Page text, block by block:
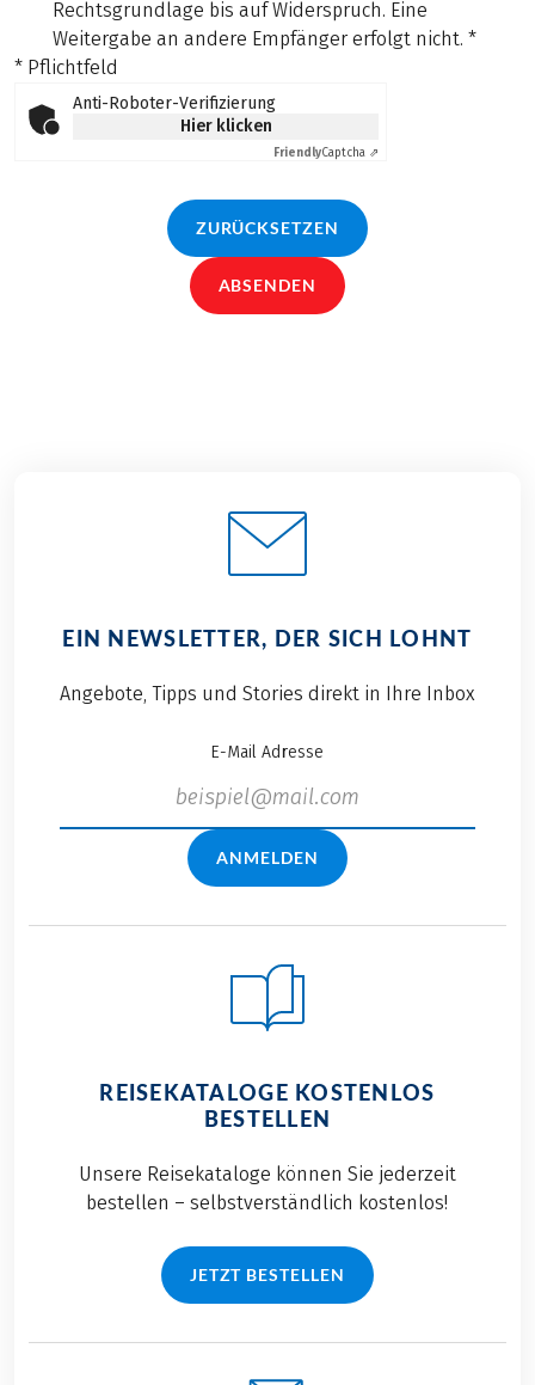
Rechtsgrundlage bis auf Widerspruch. Eine
Weitergabe an andere Empfänger erfolgt nicht. *
* Pflichtfeld
Anti-Roboter-Verifizierung
Hier klicken
FriendlyCaptcha ⇗
ZURÜCKSETZEN
ABSENDEN
EIN NEWSLETTER, DER SICH LOHNT
Angebote, Tipps und Stories direkt in Ihre Inbox
E-Mail Adresse
ANMELDEN
REISEKATALOGE KOSTENLOS
BESTELLEN
Unsere Reisekataloge können Sie jederzeit
bestellen – selbstverständlich kostenlos!
JETZT BESTELLEN